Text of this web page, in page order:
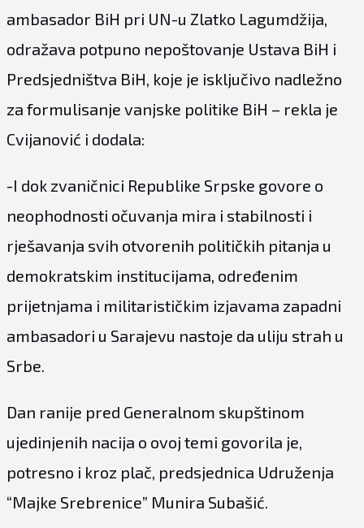
ambasador BiH pri UN-u Zlatko Lagumdžija,
odražava potpuno nepoštovanje Ustava BiH i
Predsjedništva BiH, koje je isključivo nadležno
za formulisanje vanjske politike BiH – rekla je
Cvijanović i dodala:
-I dok zvaničnici Republike Srpske govore o
neophodnosti očuvanja mira i stabilnosti i
rješavanja svih otvorenih političkih pitanja u
demokratskim institucijama, određenim
prijetnjama i militarističkim izjavama zapadni
ambasadori u Sarajevu nastoje da uliju strah u
Srbe.
Dan ranije pred Generalnom skupštinom
ujedinjenih nacija o ovoj temi govorila je,
potresno i kroz plač, predsjednica Udruženja
“Majke Srebrenice” Munira Subašić.